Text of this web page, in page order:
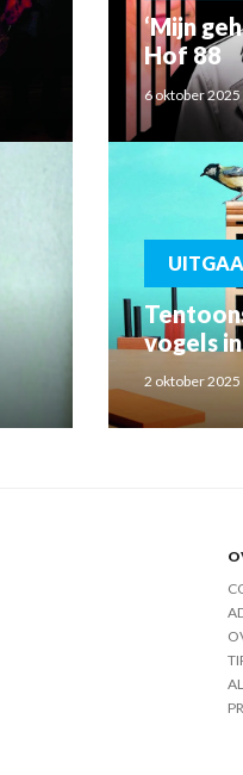
‘Mijn
Hof 88
6 oktober 2025
vogels
2 oktober 2025